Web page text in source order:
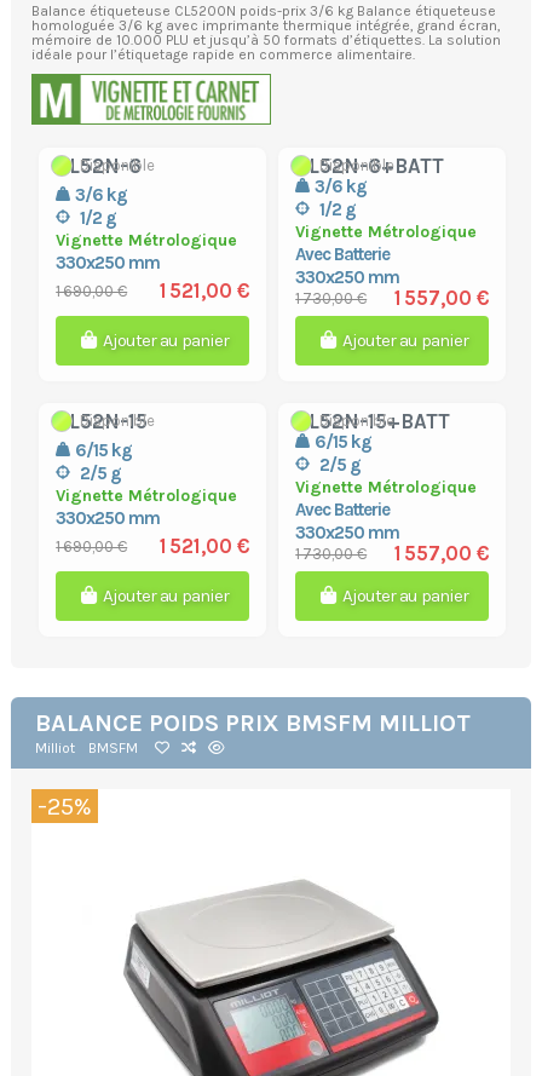
Balance étiqueteuse CL5200N poids-prix 3/6 kg Balance étiqueteuse
homologuée 3/6 kg avec imprimante thermique intégrée, grand écran,
mémoire de 10.000 PLU et jusqu’à 50 formats d’étiquettes. La solution
idéale pour l’étiquetage rapide en commerce alimentaire.
CL52N-6
3/6 kg
1/2 g
Vignette Métrologique
330x250 mm
Disponible
1 690,00 € 1 521,00 €
Ajouter au panier
CL52N-6+BATT
3/6 kg
1/2 g
Vignette Métrologique
Avec Batterie
330x250 mm
Disponible
1 730,00 € 1 557,00 €
Ajouter au panier
CL52N-15
6/15 kg
2/5 g
Vignette Métrologique
330x250 mm
Disponible
1 690,00 € 1 521,00 €
Ajouter au panier
CL52N-15+BATT
6/15 kg
2/5 g
Vignette Métrologique
Avec Batterie
330x250 mm
Disponible
1 730,00 € 1 557,00 €
Ajouter au panier
BALANCE POIDS PRIX BMSFM MILLIOT
Milliot BMSFM
-25%